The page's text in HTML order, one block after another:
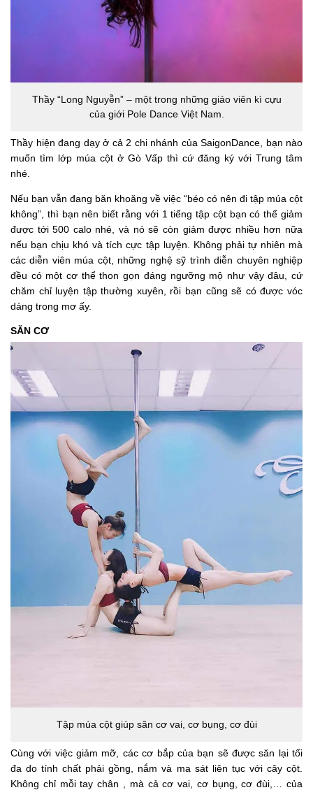
Thầy “Long Nguyễn” – một trong những giáo viên kì cựu
của giới Pole Dance Việt Nam.
Thầy hiện đang dạy ở cả 2 chi nhánh của SaigonDance, bạn nào
muốn tìm lớp múa cột ở Gò Vấp thì cứ đăng ký với Trung tâm
nhé.
Nếu bạn vẫn đang băn khoăng về việc “béo có nên đi tập múa cột
không”, thì bạn nên biết rằng với 1 tiếng tập cột bạn có thể giảm
được tới 500 calo nhé, và nó sẽ còn giảm được nhiều hơn nữa
nếu bạn chịu khó và tích cực tập luyện. Không phải tự nhiên mà
các diễn viên múa cột, những nghệ sỹ trình diễn chuyên nghiệp
đều có một cơ thể thon gọn đáng ngưỡng mộ như vậy đâu, cứ
chăm chỉ luyện tập thường xuyên, rồi bạn cũng sẽ có được vóc
dáng trong mơ ấy.
SĂN CƠ
Tập múa cột giúp săn cơ vai, cơ bụng, cơ đùi
Cùng với việc giảm mỡ, các cơ bắp của bạn sẽ được săn lại tối
đa do tính chất phải gồng, nắm và ma sát liên tục với cây cột.
Không chỉ mỗi tay chân , mà cả cơ vai, cơ bụng, cơ đùi,… của